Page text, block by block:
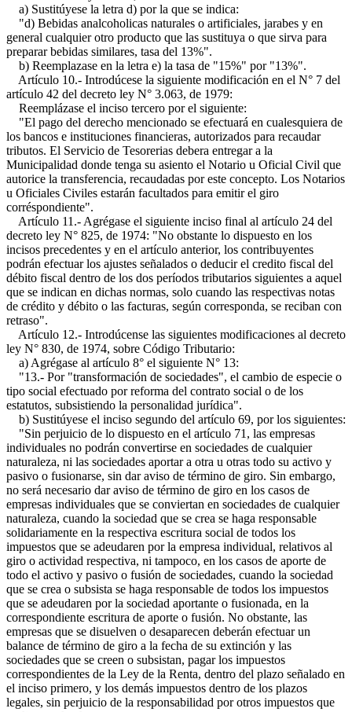
a) Sustitúyese la letra d) por la que se indica:
"d) Bebidas analcoholicas naturales o artificiales, jarabes y en
general cualquier otro producto que las sustituya o que sirva para
preparar bebidas similares, tasa del 13%".
b) Reemplazase en la letra e) la tasa de "15%" por "13%".
Artículo 10.- Introdúcese la siguiente modificación en el N° 7 del
artículo 42 del decreto ley N° 3.063, de 1979:
Reemplázase el inciso tercero por el siguiente:
"El pago del derecho mencionado se efectuará en cualesquiera de
los bancos e instituciones financieras, autorizados para recaudar
tributos. El Servicio de Tesorerias debera entregar a la
Municipalidad donde tenga su asiento el Notario u Oficial Civil que
autorice la transferencia, recaudadas por este concepto. Los Notarios
u Oficiales Civiles estarán facultados para emitir el giro
corréspondiente".
Artículo 11.- Agrégase el siguiente inciso final al artículo 24 del
decreto ley N° 825, de 1974: "No obstante lo dispuesto en los
incisos precedentes y en el artículo anterior, los contribuyentes
podrán efectuar los ajustes señalados o deducir el credito fiscal del
débito fiscal dentro de los dos períodos tributarios siguientes a aquel
que se indican en dichas normas, solo cuando las respectivas notas
de crédito y débito o las facturas, según corresponda, se reciban con
retraso".
Artículo 12.- Introdúcense las siguientes modificaciones al decreto
ley N° 830, de 1974, sobre Código Tributario:
a) Agrégase al artículo 8° el siguiente N° 13:
"13.- Por "transformación de sociedades", el cambio de especie o
tipo social efectuado por reforma del contrato social o de los
estatutos, subsistiendo la personalidad jurídica".
b) Sustitúyese el inciso segundo del artículo 69, por los siguientes:
"Sin perjuicio de lo dispuesto en el artículo 71, las empresas
individuales no podrán convertirse en sociedades de cualquier
naturaleza, ni las sociedades aportar a otra u otras todo su activo y
pasivo o fusionarse, sin dar aviso de término de giro. Sin embargo,
no será necesario dar aviso de término de giro en los casos de
empresas individuales que se conviertan en sociedades de cualquier
naturaleza, cuando la sociedad que se crea se haga responsable
solidariamente en la respectiva escritura social de todos los
impuestos que se adeudaren por la empresa individual, relativos al
giro o actividad respectiva, ni tampoco, en los casos de aporte de
todo el activo y pasivo o fusión de sociedades, cuando la sociedad
que se crea o subsista se haga responsable de todos los impuestos
que se adeudaren por la sociedad aportante o fusionada, en la
correspondiente escritura de aporte o fusión. No obstante, las
empresas que se disuelven o desaparecen deberán efectuar un
balance de término de giro a la fecha de su extinción y las
sociedades que se creen o subsistan, pagar los impuestos
correspondientes de la Ley de la Renta, dentro del plazo señalado en
el inciso primero, y los demás impuestos dentro de los plazos
legales, sin perjuicio de la responsabilidad por otros impuestos que